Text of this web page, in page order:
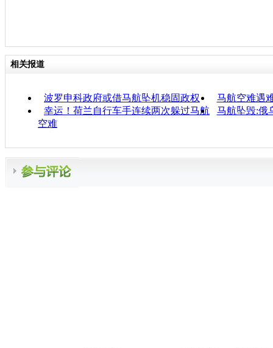
相关报道
波罗申科政府或借马航坠机稳固政权
马航空难遇
幸运！荷兰自行车手连续两次躲过马航
空难
马航坠毁:俄